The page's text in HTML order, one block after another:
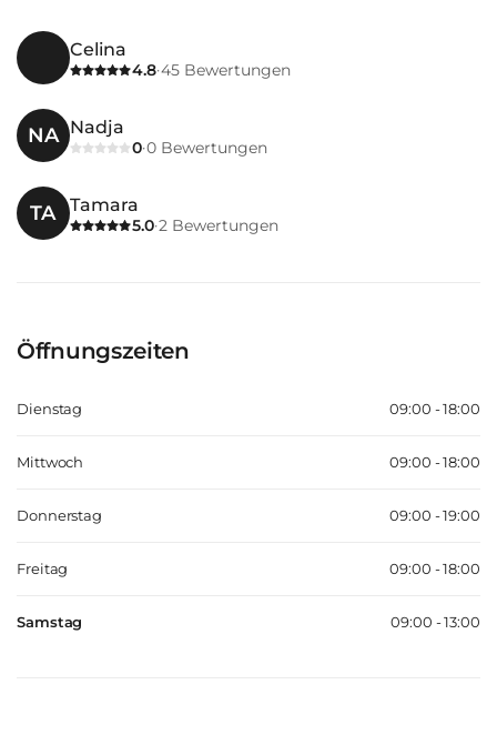
Celina
4.8·45 Bewertungen
NA Nadja
0·0 Bewertungen
TA Tamara
5.0·2 Bewertungen
Öffnungszeiten
Dienstag 09:00 - 18:00
Mittwoch 09:00 - 18:00
Donnerstag 09:00 - 19:00
Freitag 09:00 - 18:00
Samstag 09:00 - 13:00